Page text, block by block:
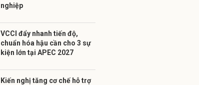
nghiệp
VCCI đẩy nhanh tiến độ,
chuẩn hóa hậu cần cho 3 sự
kiện lớn tại APEC 2027
Kiến nghị tăng cơ chế hỗ trợ